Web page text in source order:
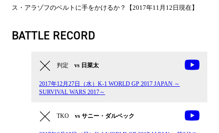
ス・アラゾフのベルトに手をかけるか？【2017年11月12日現在】
BATTLE RECORD
判定 vs 日菜太
2017年12月27日（水）K-1 WORLD GP 2017 JAPAN ～
SURVIVAL WARS 2017～
TKO vs サニー・ダルベック